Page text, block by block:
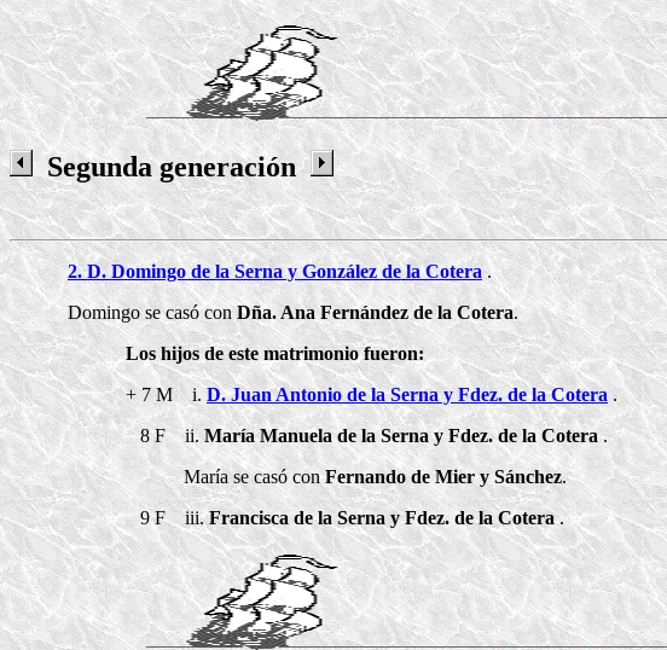
Segunda generación
2. D. Domingo de la Serna y González de la Cotera.
Domingo se casó conDña. Ana Fernández de la Cotera.
Los hijos de este matrimonio fueron:
+ 7 M i.D. Juan Antonio de la Serna y Fdez. de la Cotera .
8 F ii.María Manuela de la Serna y Fdez. de la Cotera.
María se casó conFernando de Mier y Sánchez.
9 F iii.Francisca de la Serna y Fdez. de la Cotera.